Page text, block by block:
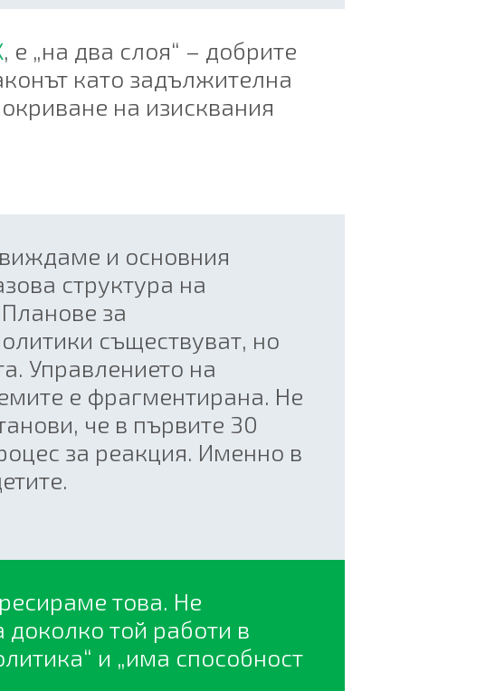
, е „на два слоя“ – добрите
като задължителна
на изисквания
и основния
структура на
за
съществуват, но
Управлението на
е фрагментирана. Не
че в първите 30
за реакция. Именно в
това. Не
той работи в
и „има способност